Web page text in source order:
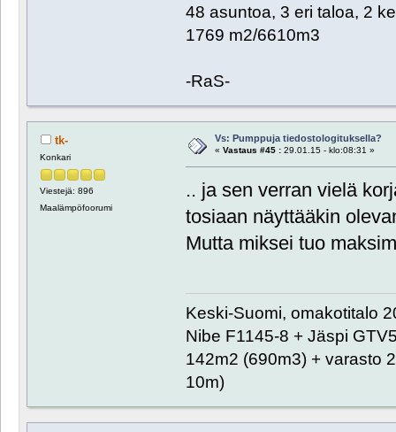
48 asuntoa, 3 eri taloa, 2
1769 m2/6610m3
-RaS-
tk-
Konkari
Viestejä: 896
Maalämpöfoorumi
Vs: Pumppuja tiedostologituksella?
« Vastaus #45 :29.01.15 - klo:08:31 »
.. ja sen verran vielä
tosiaan näyttääkin
Mutta miksei tuo
Keski-Suomi, omakotitalo
Nibe F1145-8 + Jäspi
142m2 (690m3) + varasto
10m)